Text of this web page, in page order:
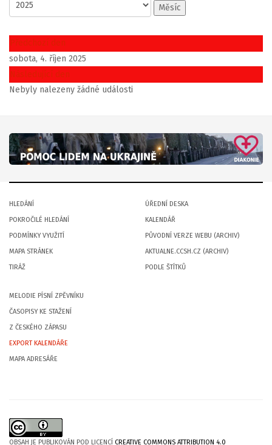
Měsíc
Předchozí den
sobota, 4. říjen 2025
Následující den
Nebyly nalezeny žádné události
HLEDÁNÍ
POKROČILÉ HLEDÁNÍ
PODMÍNKY VYUŽITÍ
MAPA STRÁNEK
TIRÁŽ
ÚŘEDNÍ DESKA
KALENDÁŘ
PŮVODNÍ VERZE WEBU (ARCHIV)
AKTUALNE.CCSH.CZ (ARCHIV)
PODLE ŠTÍTKŮ
MELODIE PÍSNÍ ZPĚVNÍKU
ČASOPISY KE STAŽENÍ
Z ČESKÉHO ZÁPASU
EXPORT KALENDÁŘE
MAPA ADRESÁŘE
OBSAH JE PUBLIKOVÁN POD LICENCÍ CREATIVE COMMONS ATTRIBUTION 4.0